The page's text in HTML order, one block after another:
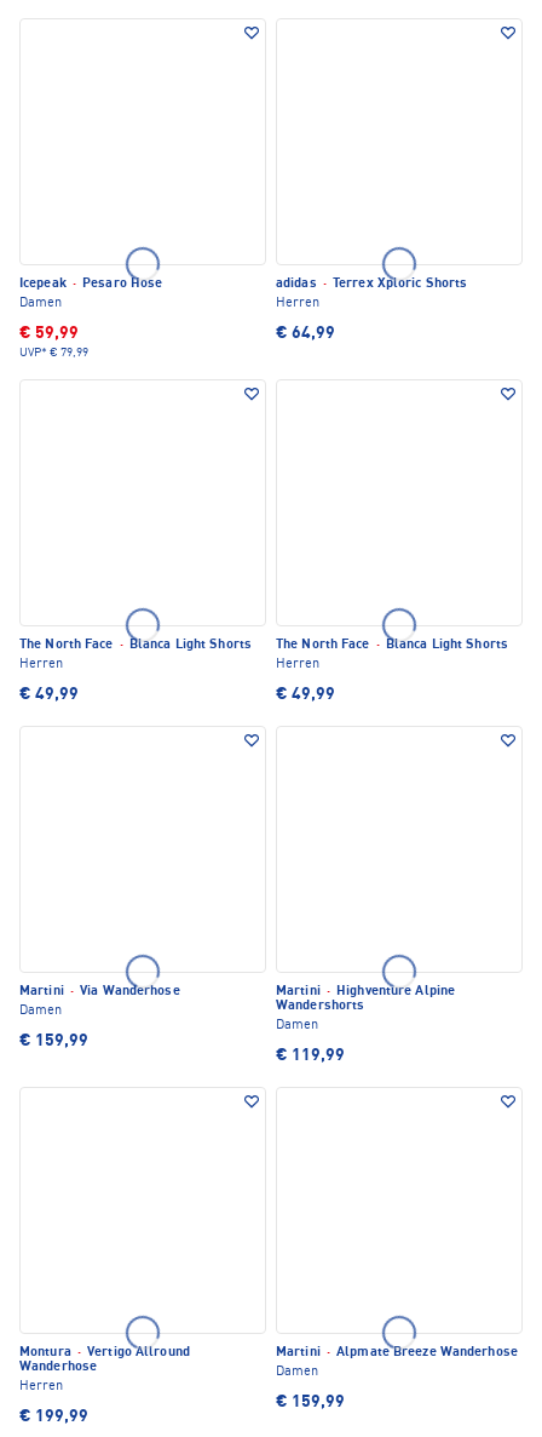
Icepeak · Pesaro Hose
Damen
€ 59,99
UVP* € 79,99
adidas ·
Terrex Xploric Shorts
Herren
€ 64,99
The North Face · Blanca Light Shorts
Herren
€ 49,99
The North Face · Blanca Light Shorts
Herren
€ 49,99
Martini · Via Wanderhose
Damen
€ 159,99
Martini · Highventure Alpine
Wandershorts
Damen
€ 119,99
Montura · Vertigo Allround
Wanderhose
Herren
€ 199,99
Martini · Alpmate Breeze Wanderhose
Damen
€ 159,99